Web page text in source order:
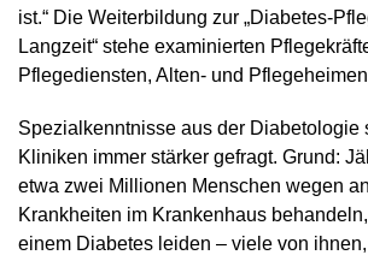
ist.“ Die Weiterbildung zur „Diabetes-
Langzeit“ stehe examinierten
Pflegediensten, Alten- und
Spezialkenntnisse aus der Diabetologie
Kliniken immer stärker gefragt. Grund:
etwa zwei Millionen Menschen wegen
Krankheiten im Krankenhaus
einem Diabetes leiden – viele von